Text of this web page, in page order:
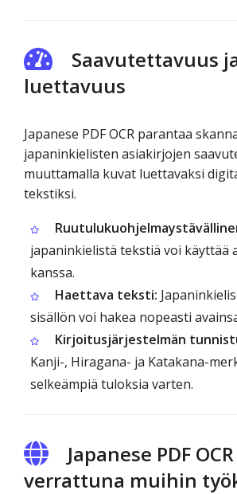
Saavutettavuus
luettavuus
Japanese PDF OCR parantaa
japaninkielisten asiakirjojen
muuttamalla kuvat luettavaksi
tekstiksi.
japaninkielistä tekstiä voi käyttää
kanssa.
Haettava teksti:
sisällön voi hakea nopeasti
Kirjoitusjärjestelmän
Kanji-, Hiragana- ja Katakana-
selkeämpiä tuloksia varten.
Japanese PDF OCR
verrattuna muihin